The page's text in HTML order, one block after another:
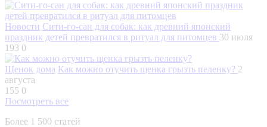
Новости Сити-го-сан для собак: как древний японский
праздник детей превратился в ритуал для питомцев 30 июля
193 0
Щенок дома Как можно отучить щенка грызть пеленку? 2
августа
155 0
Посмотреть все
Более 1 500 статей